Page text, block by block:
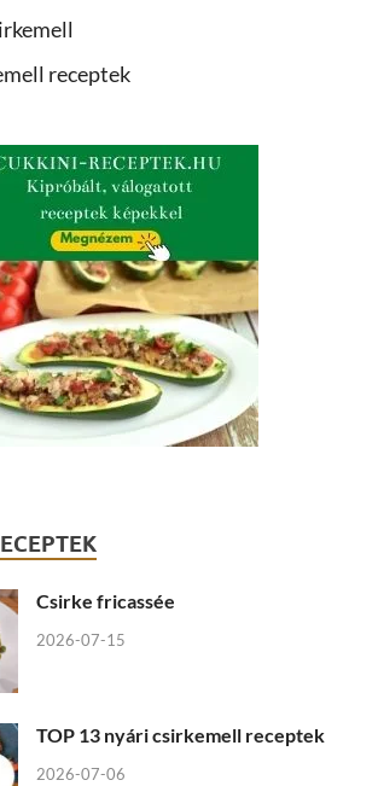
receptek
Csirke fricassée
2026-07-15
TOP 13 nyári csirkemell receptek
2026-07-06